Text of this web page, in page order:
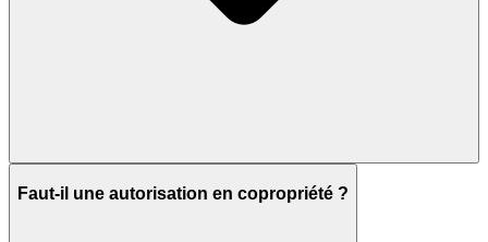
Faut-il une autorisation en copropriété ?